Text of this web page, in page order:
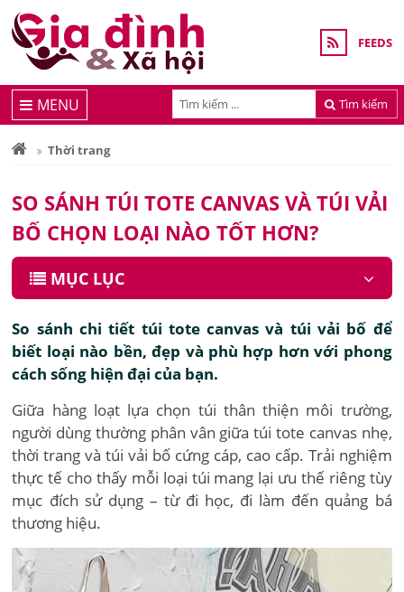
FEEDS
Tìm kiếm
MENU
Thời trang
SO SÁNH TÚI TOTE CANVAS VÀ TÚI VẢI
BỐ CHỌN LOẠI NÀO TỐT HƠN?
MỤC LỤC
So sánh chi tiết túi tote canvas và túi vải bố để
biết loại nào bền, đẹp và phù hợp hơn với phong
cách sống hiện đại của bạn.
Giữa hàng loạt lựa chọn túi thân thiện môi trường,
người dùng thường phân vân giữa túi tote canvas nhẹ,
thời trang và túi vải bố cứng cáp, cao cấp. Trải nghiệm
thực tế cho thấy mỗi loại túi mang lại ưu thế riêng tùy
mục đích sử dụng – từ đi học, đi làm đến quảng bá
thương hiệu.